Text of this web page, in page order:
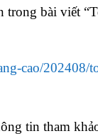
bài viết
cao/202408/
tin tham